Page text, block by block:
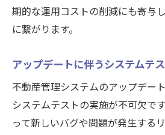
期的な運用コストの削減にも寄与
に繋がります。
アップデートに伴うシステムテ
不動産管理システムのアップデー
システムテストの実施が不可欠で
って新しいバグや問題が発生する